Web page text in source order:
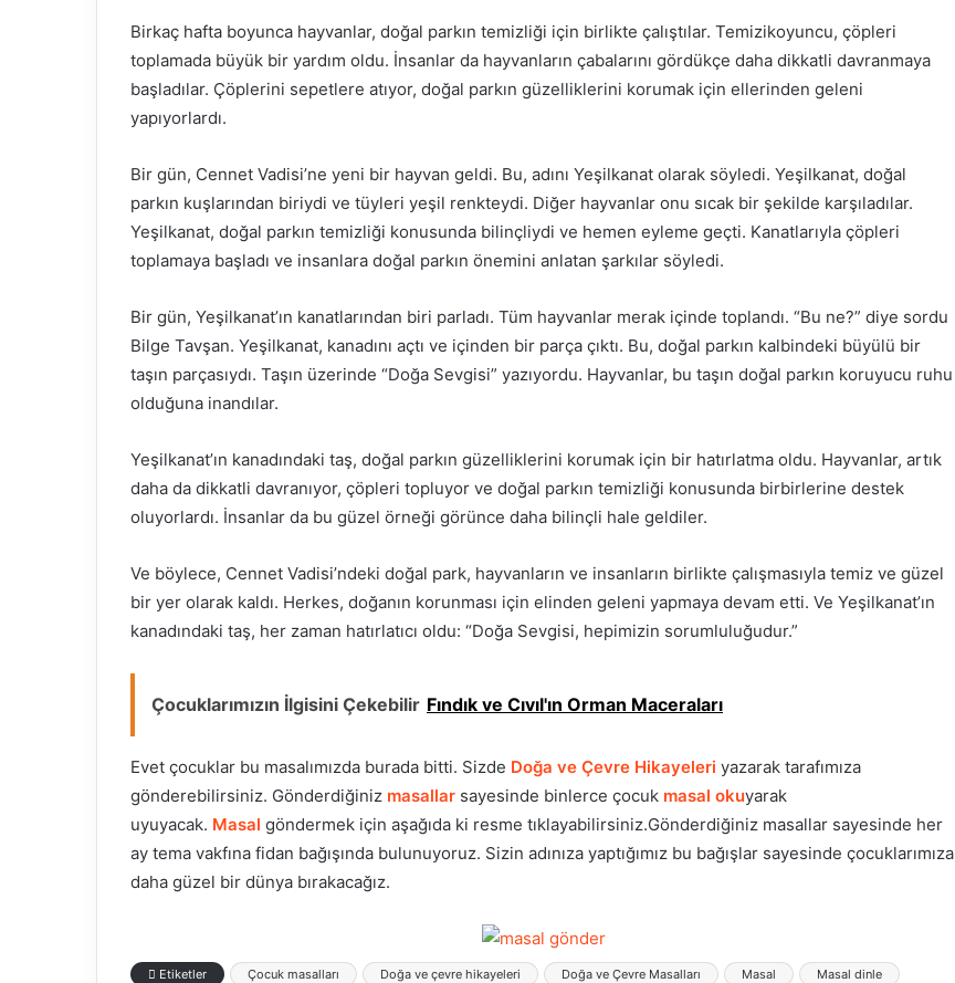
Birkaç hafta boyunca hayvanlar, doğal parkın temizliği için birlikte çalıştılar. Temizikoyuncu, çöpleri
toplamada büyük bir yardım oldu. İnsanlar da hayvanların çabalarını gördükçe daha dikkatli davranmaya
başladılar. Çöplerini sepetlere atıyor, doğal parkın güzelliklerini korumak için ellerinden geleni
yapıyorlardı.
Bir gün, Cennet Vadisi’ne yeni bir hayvan geldi. Bu, adını Yeşilkanat olarak söyledi. Yeşilkanat, doğal
parkın kuşlarından biriydi ve tüyleri yeşil renkteydi. Diğer hayvanlar onu sıcak bir şekilde karşıladılar.
Yeşilkanat, doğal parkın temizliği konusunda bilinçliydi ve hemen eyleme geçti. Kanatlarıyla çöpleri
toplamaya başladı ve insanlara doğal parkın önemini anlatan şarkılar söyledi.
Bir gün, Yeşilkanat’ın kanatlarından biri parladı. Tüm hayvanlar merak içinde toplandı. “Bu ne?” diye sordu
Bilge Tavşan. Yeşilkanat, kanadını açtı ve içinden bir parça çıktı. Bu, doğal parkın kalbindeki büyülü bir
taşın parçasıydı. Taşın üzerinde “Doğa Sevgisi” yazıyordu. Hayvanlar, bu taşın doğal parkın koruyucu ruhu
olduğuna inandılar.
Yeşilkanat’ın kanadındaki taş, doğal parkın güzelliklerini korumak için bir hatırlatma oldu. Hayvanlar, artık
daha da dikkatli davranıyor, çöpleri topluyor ve doğal parkın temizliği konusunda birbirlerine destek
oluyorlardı. İnsanlar da bu güzel örneği görünce daha bilinçli hale geldiler.
Ve böylece, Cennet Vadisi’ndeki doğal park, hayvanların ve insanların birlikte çalışmasıyla temiz ve güzel
bir yer olarak kaldı. Herkes, doğanın korunması için elinden geleni yapmaya devam etti. Ve Yeşilkanat’ın
kanadındaki taş, her zaman hatırlatıcı oldu: “Doğa Sevgisi, hepimizin sorumluluğudur.”
Çocuklarımızın İlgisini Çekebilir Fındık ve Cıvıl'ın Orman Maceraları
Evet çocuklar bu masalımızda burada bitti. Sizde Doğa ve Çevre Hikayeleri yazarak tarafımıza
gönderebilirsiniz. Gönderdiğiniz masallar sayesinde binlerce çocuk masal okuyarak
uyuyacak. Masal göndermek için aşağıda ki resme tıklayabilirsiniz.Gönderdiğiniz masallar sayesinde her
ay tema vakfına fidan bağışında bulunuyoruz. Sizin adınıza yaptığımız bu bağışlar sayesinde çocuklarımıza
daha güzel bir dünya bırakacağız.
Etiketler Çocuk masalları Doğa ve çevre hikayeleri Doğa ve Çevre Masalları Masal
Masal dinle